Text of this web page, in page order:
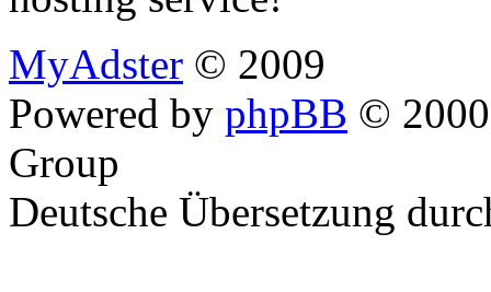
MyAdster © 2009
Powered by phpBB ©
Group
Deutsche Übersetzung